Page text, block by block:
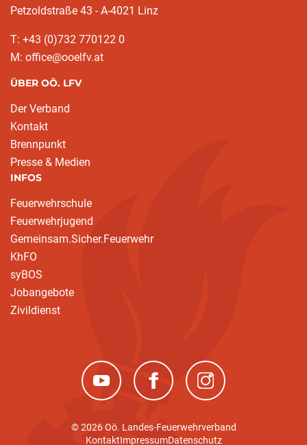
Petzoldstraße 43 - A-4021 Linz
T: +43 (0)732 770122 0
M: office@ooelfv.at
ÜBER OÖ. LFV
Der Verband
Kontakt
Brennpunkt
Presse & Medien
INFOS
Feuerwehrschule
Feuerwehrjugend
Gemeinsam.Sicher.Feuerwehr
KhFO
syBOS
Jobangebote
Zivildienst
(neues Fenster)(neues Fenster)(neues Fenster)
© 2026 Oö. Landes-Feuerwehrverband
KontaktImpressumDatenschutz